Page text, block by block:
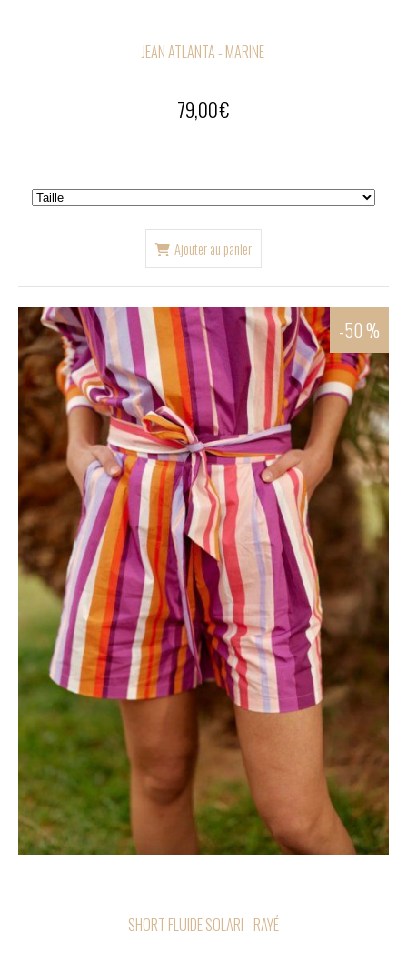
JEAN ATLANTA - MARINE
79,00€
Ajouter au panier
-50 %
SHORT FLUIDE SOLARI - RAYÉ